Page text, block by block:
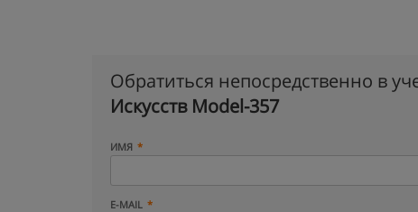
Обратиться непосредственно в
Искусств Model-357
ИМЯ
E-MAIL